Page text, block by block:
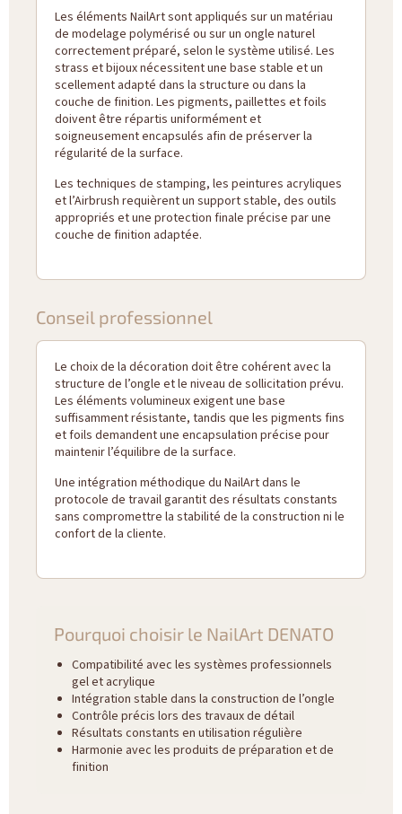
Les éléments NailArt sont appliqués sur un matériau
de modelage polymérisé ou sur un ongle naturel
correctement préparé, selon le système utilisé. Les
strass et bijoux nécessitent une base stable et un
scellement adapté dans la structure ou dans la
couche de finition. Les pigments, paillettes et foils
doivent être répartis uniformément et
soigneusement encapsulés afin de préserver la
régularité de la surface.
Les techniques de stamping, les peintures acryliques
et l’Airbrush requièrent un support stable, des outils
appropriés et une protection finale précise par une
couche de finition adaptée.
Conseil professionnel
Le choix de la décoration doit être cohérent avec la
structure de l’ongle et le niveau de sollicitation prévu.
Les éléments volumineux exigent une base
suffisamment résistante, tandis que les pigments fins
et foils demandent une encapsulation précise pour
maintenir l’équilibre de la surface.
Une intégration méthodique du NailArt dans le
protocole de travail garantit des résultats constants
sans compromettre la stabilité de la construction ni le
confort de la cliente.
Pourquoi choisir le NailArt DENATO
Compatibilité avec les systèmes professionnels
gel et acrylique
Intégration stable dans la construction de l’ongle
Contrôle précis lors des travaux de détail
Résultats constants en utilisation régulière
Harmonie avec les produits de préparation et de
finition